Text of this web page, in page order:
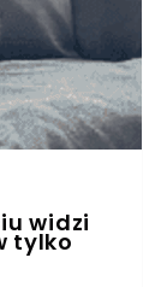
widzi
tylko